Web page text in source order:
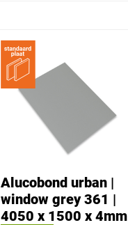
Alucobond urban |
window grey 361 |
4050 x 1500 x 4mm